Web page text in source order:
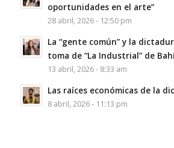
oportunidades en el arte”
28 abril, 2026 - 12:50 pm
La “gente común” y la
toma de “La Industrial” de
13 abril, 2026 - 8:33 am
Las raíces económicas de la
8 abril, 2026 - 11:13 pm